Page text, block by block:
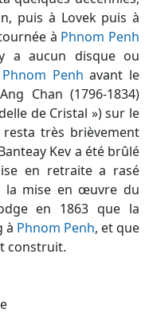
puis à Lovek puis à
à Phnom Penh
a aucun disque ou
Phnom Penhavant le
Chan (1796-1834)
de Cristal ») sur le
très brièvement
Kev a été brûlé
en retraite a rasé
la mise en œuvre du
en 1863 que la
à Phnom Penh, et que
construit.